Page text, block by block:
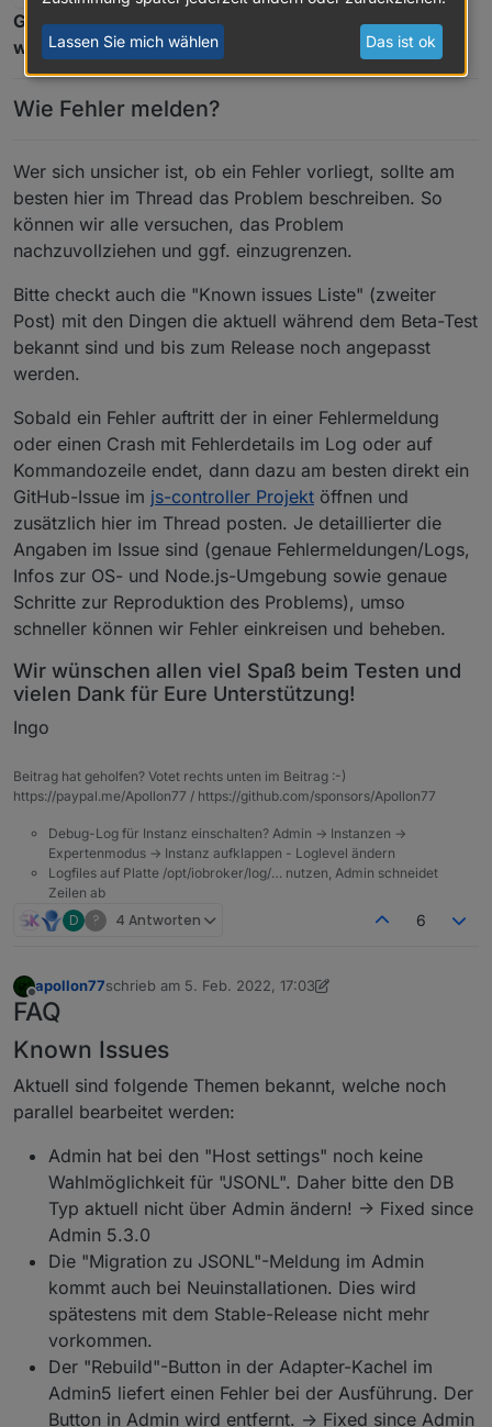
Generell ist zu testen, ob alles noch so funktioniert
wie vorher auch. Das ist das wichtigste!
Wie Fehler melden?
Wer sich unsicher ist, ob ein Fehler vorliegt, sollte am
besten hier im Thread das Problem beschreiben. So
können wir alle versuchen, das Problem
nachzuvollziehen und ggf. einzugrenzen.
Bitte checkt auch die "Known issues Liste" (zweiter
Post) mit den Dingen die aktuell während dem Beta-Test
bekannt sind und bis zum Release noch angepasst
werden.
Sobald ein Fehler auftritt der in einer Fehlermeldung
oder einen Crash mit Fehlerdetails im Log oder auf
Kommandozeile endet, dann dazu am besten direkt ein
GitHub-Issue im js-controller Projekt öffnen und
zusätzlich hier im Thread posten. Je detaillierter die
Angaben im Issue sind (genaue Fehlermeldungen/Logs,
Infos zur OS- und Node.js-Umgebung sowie genaue
Schritte zur Reproduktion des Problems), umso
schneller können wir Fehler einkreisen und beheben.
Wir wünschen allen viel Spaß beim Testen und
vielen Dank für Eure Unterstützung!
Ingo
Beitrag hat geholfen? Votet rechts unten im Beitrag :-)
https://paypal.me/Apollon77 / https://github.com/sponsors/Apollon77
Debug-Log für Instanz einschalten? Admin -> Instanzen ->
Expertenmodus -> Instanz aufklappen - Loglevel ändern
Logfiles auf Platte /opt/iobroker/log/… nutzen, Admin schneidet
Zeilen ab
D ? 4 Antworten 6
Offline
apollon77schrieb am 5. Feb. 2022, 17:03
zuletzt editiert von apollon77
FAQ
Known Issues
Aktuell sind folgende Themen bekannt, welche noch
parallel bearbeitet werden:
Admin hat bei den "Host settings" noch keine
Wahlmöglichkeit für "JSONL". Daher bitte den DB
Typ aktuell nicht über Admin ändern! -> Fixed since
Admin 5.3.0
Die "Migration zu JSONL"-Meldung im Admin
kommt auch bei Neuinstallationen. Dies wird
spätestens mit dem Stable-Release nicht mehr
vorkommen.
Der "Rebuild"-Button in der Adapter-Kachel im
Admin5 liefert einen Fehler bei der Ausführung. Der
Button in Admin wird entfernt. -> Fixed since Admin
Lassen Sie mich wählen Das ist ok